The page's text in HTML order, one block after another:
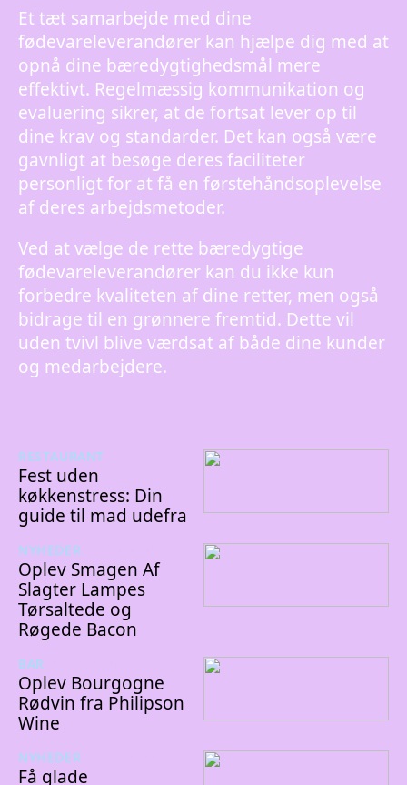
Et tæt samarbejde med dine
fødevareleverandører kan hjælpe dig med at
opnå dine bæredygtighedsmål mere
effektivt. Regelmæssig kommunikation og
evaluering sikrer, at de fortsat lever op til
dine krav og standarder. Det kan også være
gavnligt at besøge deres faciliteter
personligt for at få en førstehåndsoplevelse
af deres arbejdsmetoder.
Ved at vælge de rette bæredygtige
fødevareleverandører kan du ikke kun
forbedre kvaliteten af dine retter, men også
bidrage til en grønnere fremtid. Dette vil
uden tvivl blive værdsat af både dine kunder
og medarbejdere.
RESTAURANT
Fest uden
køkkenstress: Din
guide til mad udefra
NYHEDER
Oplev Smagen Af
Slagter Lampes
Tørsaltede og
Røgede Bacon
BAR
Oplev Bourgogne
Rødvin fra Philipson
Wine
NYHEDER
Få glade